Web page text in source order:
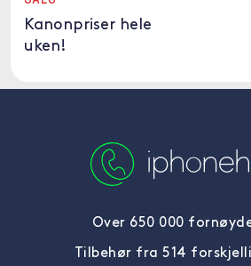
Kanonpriser hele
uken!
Over 650 000
Tilbehør fra 514